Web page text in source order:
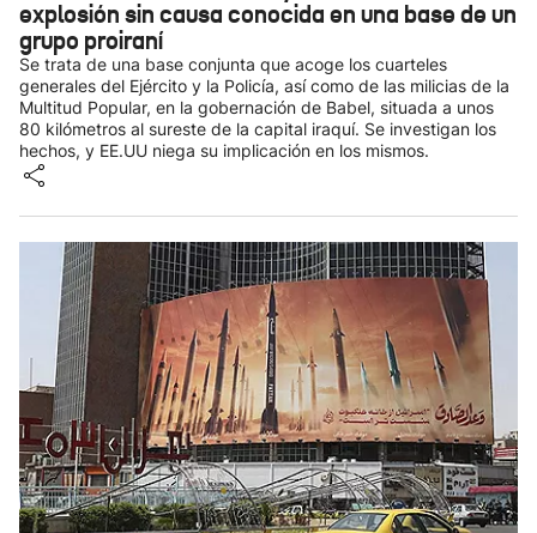
explosión sin causa conocida en una base de un
grupo proiraní
Se trata de una base conjunta que acoge los cuarteles
generales del Ejército y la Policía, así como de las milicias de la
Multitud Popular, en la gobernación de Babel, situada a unos
80 kilómetros al sureste de la capital iraquí. Se investigan los
hechos, y EE.UU niega su implicación en los mismos.